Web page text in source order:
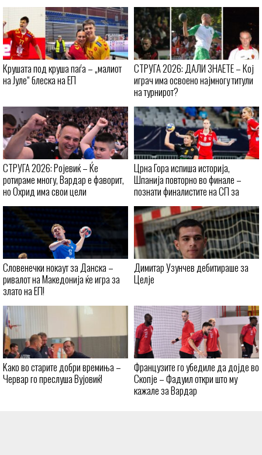
Крушата под круша паѓа – „малиот
на Јуле“ блеска на ЕП
СТРУГА 2026: ДАЛИ ЗНАЕТЕ – Кој
играч има освоено најмногу титули
на турнирот?
СТРУГА 2026: Ројевиќ – Ќе
ротираме многу, Вардар е фаворит,
но Охрид има свои цели
Црна Гора испиша историја,
Шпанија повторно во финале –
познати финалистите на СП за
кадетки
Словенечки нокаут за Данска –
ривалот на Македонија ќе игра за
злато на ЕП!
Димитар Узунчев дебитираше за
Целје
Kaко во старите добри времиња –
Червар го преслуша Вујовиќ!
Французите го убедиле да дојде во
Скопје – Фадуил откри што му
кажале за Вардар